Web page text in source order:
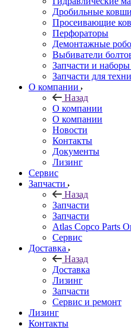
Дробильные ковши
Просеивающие
Перфораторы
Демонтажные
Выбиватели
Запчасти и
Запчасти для
О компании
Назад
О компании
О компании
Новости
Контакты
Документы
Лизинг
Сервис
Запчасти
Назад
Запчасти
Запчасти
Atlas Copco Parts
Сервис
Доставка
Назад
Доставка
Лизинг
Запчасти
Сервис и ремонт
Лизинг
Контакты